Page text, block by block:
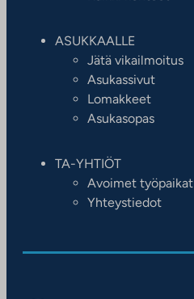
ASUKKAALLE
Jätä vikailmoitus
Asukassivut
Lomakkeet
Asukasopas
TA-YHTIÖT
Avoimet työpaikat
Yhteystiedot